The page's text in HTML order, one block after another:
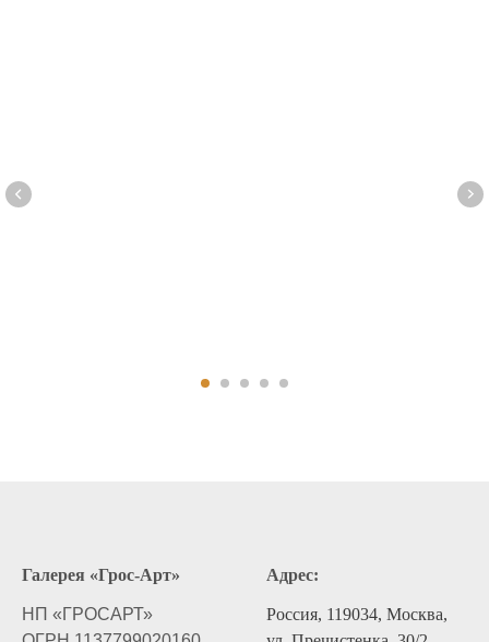
Галерея «Грос-Арт»
НП «ГРОСАРТ»
Адрес:
Россия, 119034, Москва,